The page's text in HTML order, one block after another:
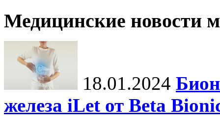
Медицинские новости
18.01.2024
железа iLet от Beta